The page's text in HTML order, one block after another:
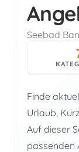
Seebad
Finde
Urlaub,
Auf dieser
passenden